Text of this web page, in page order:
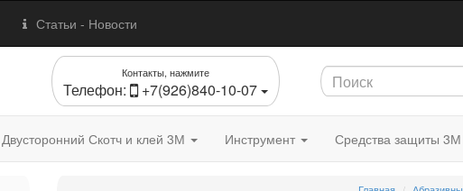
Статьи - Новости
Контакты, нажмите
Телефон: +7(926)840-10-07
Двусторонний Скотч и клей 3М Инструмент Средства защиты 3М